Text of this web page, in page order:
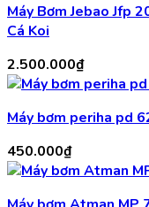
Máy Bơm Jebao Jfp
Cá Koi
2.500.000₫
Máy bơm periha pd
450.000₫